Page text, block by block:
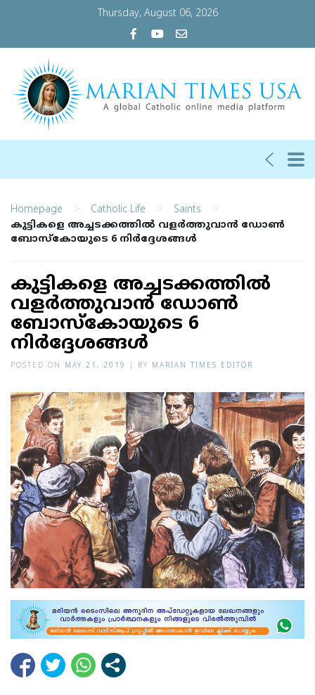
Thursday, August 06, 2026
Homepage > Catholic Life > Saints >
കുട്ടികളെ അച്ചടക്കത്തില്‍ വളര്‍ത്തുവാന്‍ ഡോണ്‍
ബോസ്‌കോയുടെ 6 നിര്‍ദ്ദേശങ്ങള്‍
കുട്ടികളെ അച്ചടക്കത്തില്‍
വളര്‍ത്തുവാന്‍ ഡോണ്‍
ബോസ്‌കോയുടെ 6
നിര്‍ദ്ദേശങ്ങള്‍
POSTED ON MAY 21, 2019 BY MARIAN TIMES EDITOR